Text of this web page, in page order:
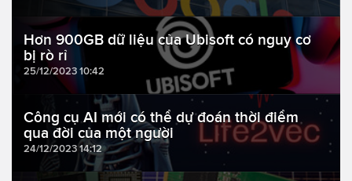
Hơn 900GB dữ liệu của Ubisoft có nguy cơ
bị rò rỉ
25/12/2023 10:42
Công cụ AI mới có thể dự đoán thời điểm
qua đời của một người
24/12/2023 14:12